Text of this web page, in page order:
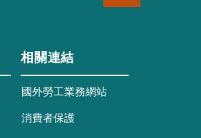
相關連結
國外勞工業務網站
消費者保護